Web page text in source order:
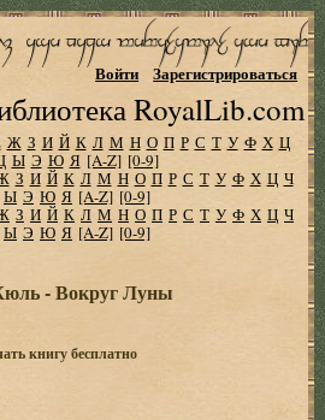
RoyalLib.com
Войти Зарегистрироваться
Ж З И Й К Л М Н О П Р С Т У Ф Х Ц
Ы Э Ю Я [A-Z] [0-9]
З И Й К Л М Н О П Р С Т У Ф Х Ц Ч
Ы Э Ю Я [A-Z] [0-9]
З И Й К Л М Н О П Р С Т У Ф Х Ц Ч
Ы Э Ю Я [A-Z] [0-9]
- Вокруг Луны
книгу бесплатно